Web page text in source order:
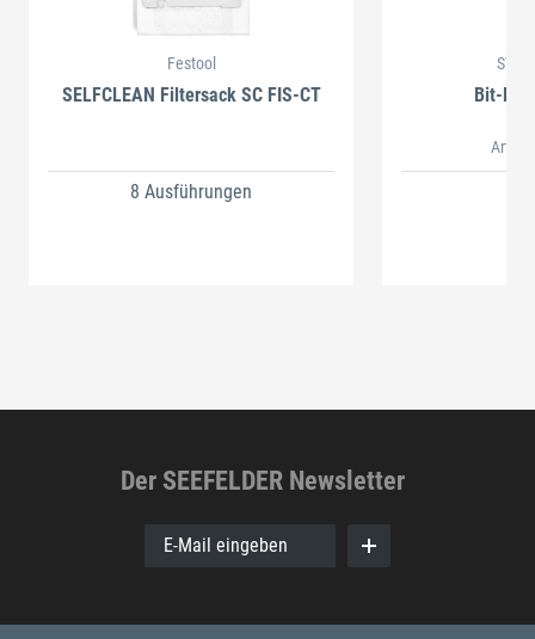
Festool
SELFCLEAN Filtersack SC FIS-CT
8 Ausführungen
Bit-
Der SEEFELDER Newsletter
E-Mail eingeben